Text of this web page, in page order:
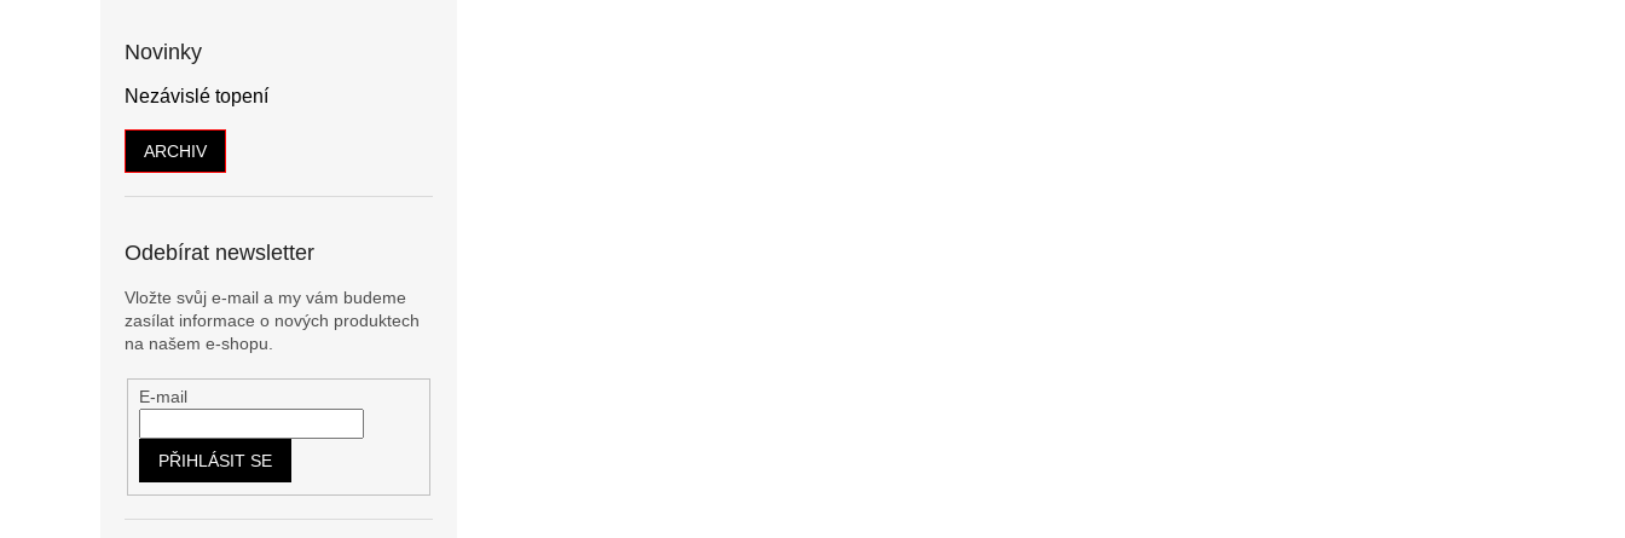
Novinky
Nezávislé topení
ARCHIV
Odebírat newsletter
Vložte svůj e-mail a my vám budeme
zasílat informace o nových produktech
na našem e-shopu.
E-mail
PŘIHLÁSIT SE